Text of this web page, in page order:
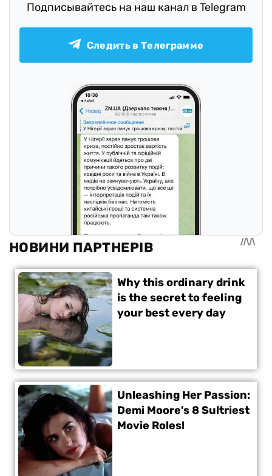
Подписывайтесь на наш канал в Telegram
Следить в Телеграмме